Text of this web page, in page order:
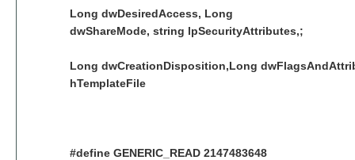
Long dwDesiredAccess, Long
dwShareMode, string lpSecurityAttributes,;
Long dwCreationDisposition,Long
hTemplateFile
#define GENERIC_READ 2147483648